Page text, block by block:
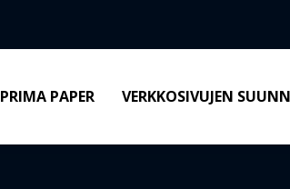
PRIMA PAPER VERKKOSIVUJEN